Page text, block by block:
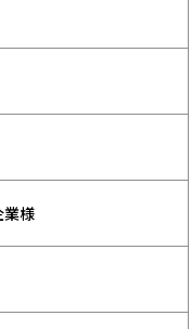
業様